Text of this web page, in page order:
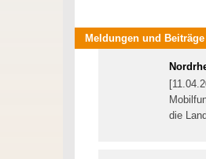
Meldungen und
die